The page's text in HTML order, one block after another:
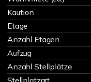
Kaution
Etage
Anzahl Etagen
Aufzug
Anzahl Stellplätze
Stellplatzart